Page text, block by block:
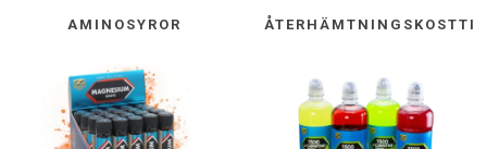
AMINOSYROR